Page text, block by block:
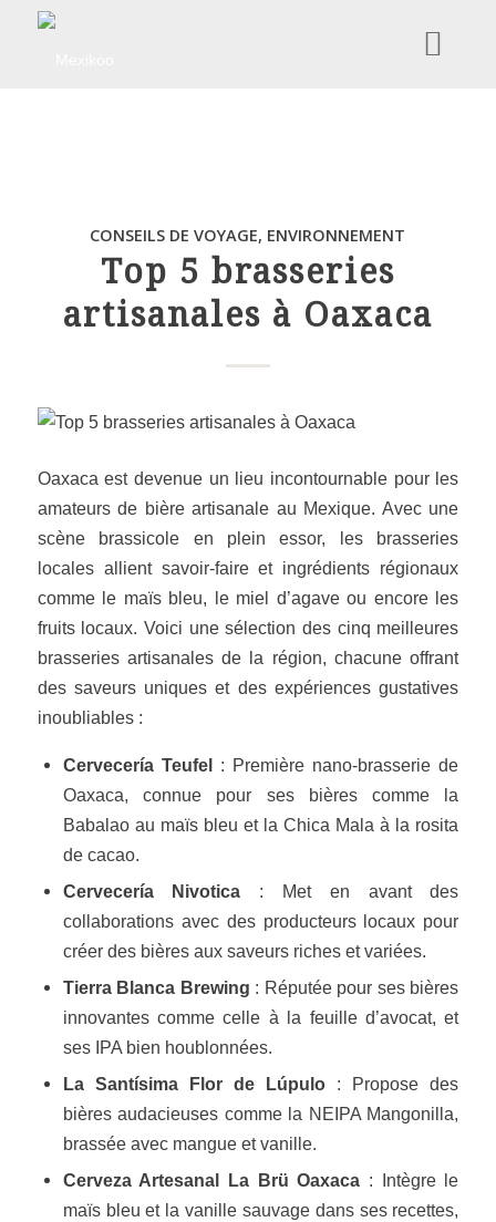
CONSEILS DE VOYAGE, ENVIRONNEMENT
Top 5 brasseries
artisanales à Oaxaca
Oaxaca est devenue un lieu incontournable pour les
amateurs de bière artisanale au Mexique. Avec une
scène brassicole en plein essor, les brasseries
locales allient savoir-faire et ingrédients régionaux
comme le maïs bleu, le miel d’agave ou encore les
fruits locaux. Voici une sélection des cinq meilleures
brasseries artisanales de la région, chacune offrant
des saveurs uniques et des expériences gustatives
inoubliables :
Cervecería Teufel
: Première nano-brasserie de
Oaxaca, connue pour ses bières comme la
Babalao au maïs bleu et la Chica Mala à la rosita
de cacao.
Cervecería Nivotica : Met en avant des
collaborations avec des producteurs locaux pour
créer des bières aux saveurs riches et variées.
Tierra Blanca Brewing : Réputée pour ses bières
innovantes comme celle à la feuille d’avocat, et
ses IPA bien houblonnées.
La Santísima Flor de Lúpulo : Propose des
bières audacieuses comme la NEIPA Mangonilla,
brassée avec mangue et vanille.
Cerveza Artesanal La Brü Oaxaca : Intègre le
maïs bleu et la vanille sauvage dans ses recettes,